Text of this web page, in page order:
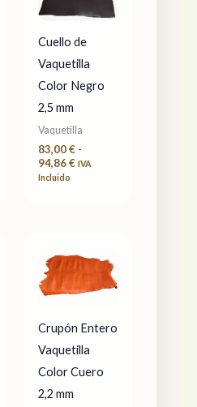
Cuello de
Vaquetilla
Color Negro
2,5 mm
Vaquetilla
83,00€ -
94,86€
hasta
94,86 €
IVA
Incluido
Crupón Entero
Vaquetilla
Color Cuero
2,2 mm
precios:
desde
186,34 €
193,00 €